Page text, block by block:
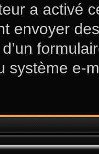
a activé
envoyer
système e-